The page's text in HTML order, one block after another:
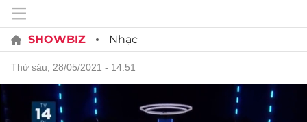
SHOWBIZ Nhạc
thứ sáu, 28/05/2021 - 14:51